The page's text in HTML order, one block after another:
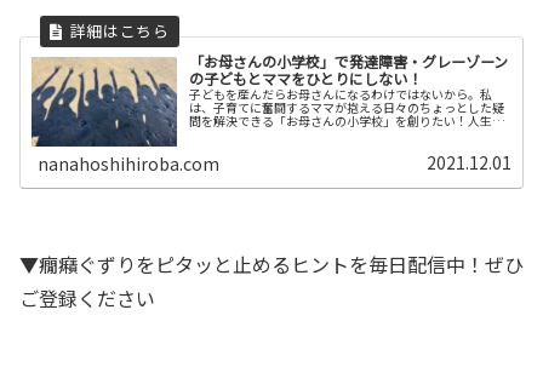
「お母さんの小学校」で発達障害・グレーゾーン
の子どもとママをひとりにしない！
子どもを産んだらお母さんになるわけではないから。私
は、子育てに奮闘するママが抱える日々のちょっとした疑
問を解決できる「お母さんの小学校」を創りたい！人生を
かけて叶えたいこのビジョン、実現できると、発達障害・
nanahoshihiroba.com 2021.12.01
▼癇癪ぐずりをピタッと止めるヒントを毎日配信中！ぜひ
ご登録ください